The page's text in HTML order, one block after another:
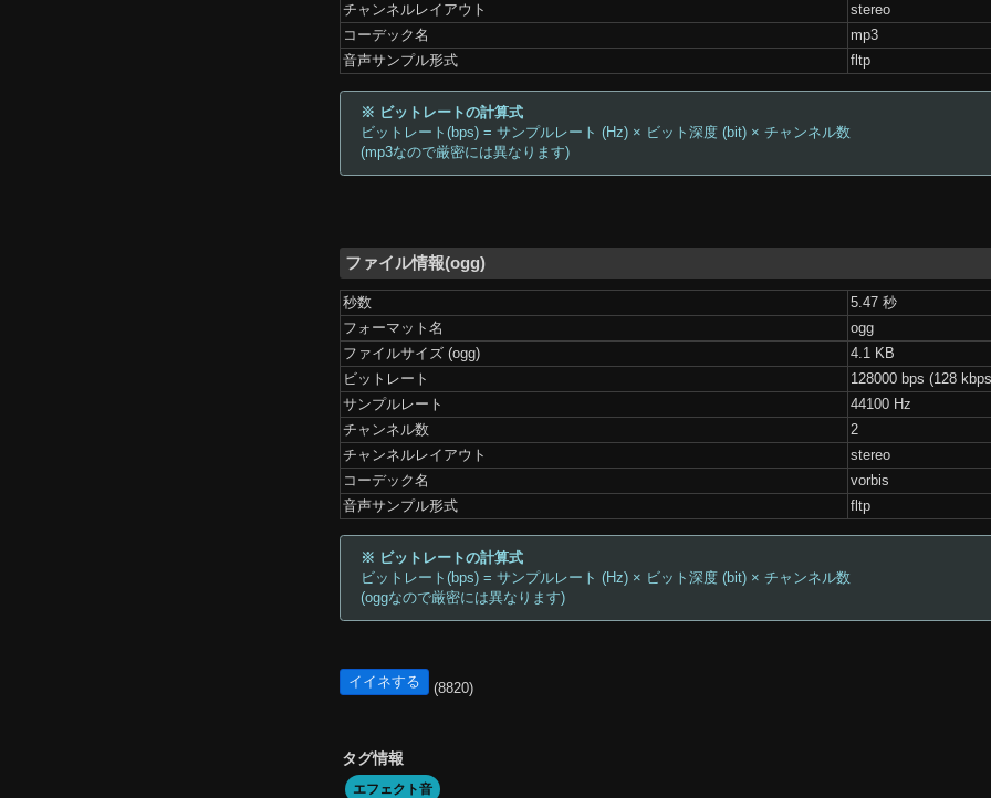
チャンネルレイアウト
stereo
コーデック名
mp3
音声サンプル形式
fltp
※ ビットレートの計算式
ビットレート(bps) = サンプルレート (Hz) × ビット深度 (bit) × チャンネル数
(mp3なので厳密には異なります)
ファイル情報(ogg)
秒数
5.47 秒
フォーマット名
ogg
ファイルサイズ (ogg)
4.1 KB
ビットレート
128000 bps (128
サンプルレート
44100 Hz
チャンネル数
2
チャンネルレイアウト
stereo
コーデック名
vorbis
音声サンプル形式
fltp
※ ビットレートの計算式
ビットレート(bps) = サンプルレート (Hz) × ビット深度 (bit) × チャンネル数
(oggなので厳密には異なります)
イイネする (8820)
タグ情報
エフェクト音